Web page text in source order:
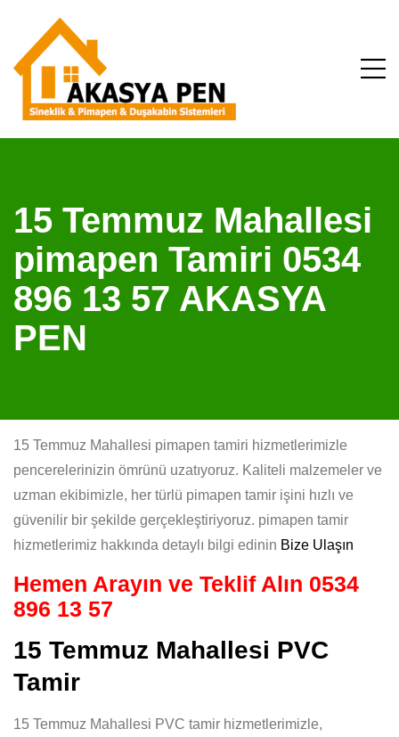
15 Temmuz Mahallesi
pimapen Tamiri 0534
896 13 57 AKASYA
PEN
15 Temmuz Mahallesi pimapen tamiri hizmetlerimizle
pencerelerinizin ömrünü uzatıyoruz. Kaliteli malzemeler ve
uzman ekibimizle, her türlü pimapen tamir işini hızlı ve
güvenilir bir şekilde gerçekleştiriyoruz. pimapen tamir
hizmetlerimiz hakkında detaylı bilgi edinin Bize Ulaşın
Hemen Arayın ve Teklif Alın 0534
896 13 57
15 Temmuz Mahallesi PVC
Tamir
15 Temmuz Mahallesi PVC tamir hizmetlerimizle,